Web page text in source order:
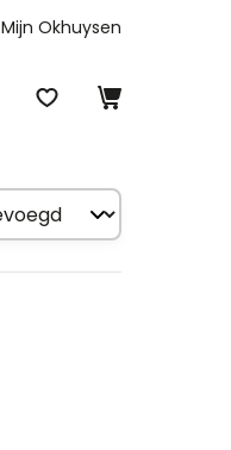
Mijn Okhuysen